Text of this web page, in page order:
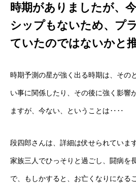
時期がありましたが、
シップもないため、プ
ていたのではないかと
時期予測の星が強く出る時期は、その
い事に関係したり、その後に強く影響
ますが、今ない、ということは‥‥
段四郎さんは、詳細は伏せられていま
家族三人でひっそりと過ごし、闘病を
で、もしかすると、お亡くなりになる